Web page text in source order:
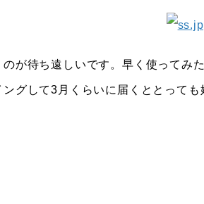
が待ち遠しいです。早く使ってみ
グして3月くらいに届くととっても